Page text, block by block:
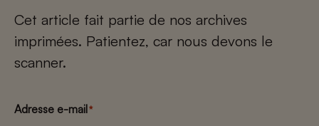
Cet article fait partie de nos archives
imprimées. Patientez, car nous devons le
scanner.
Adresse e-mail*